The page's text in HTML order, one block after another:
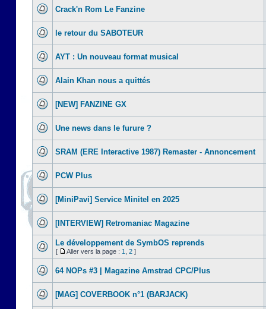
Crack'n Rom Le Fanzine
le retour du SABOTEUR
AYT : Un nouveau format musical
Alain Khan nous a quittés
[NEW] FANZINE GX
Une news dans le furure ?
SRAM (ERE Interactive 1987) Remaster - Annoncement
PCW Plus
[MiniPavi] Service Minitel en 2025
[INTERVIEW] Retromaniac Magazine
Le développement de SymbOS reprends
[ Aller vers la page : 1 2 ]
64 NOPs #3 | Magazine Amstrad CPC/Plus
[MAG] COVERBOOK n°1 (BARJACK)